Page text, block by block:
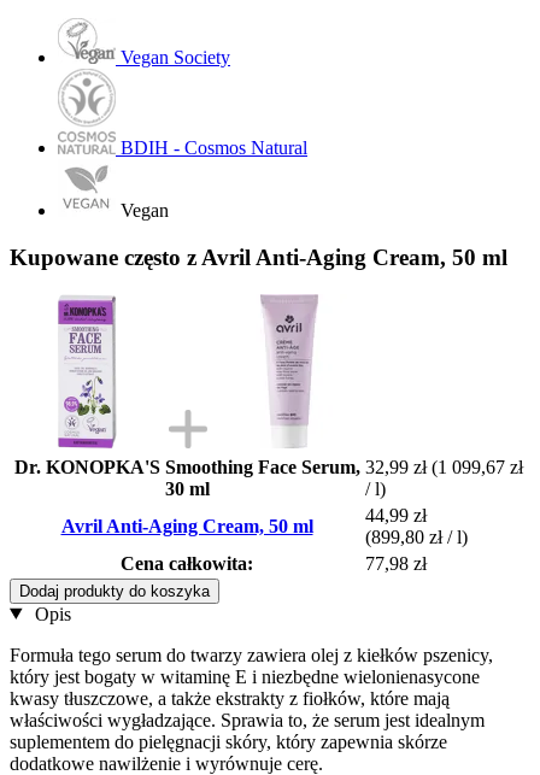
Vegan Society
BDIH - Cosmos Natural
Vegan
Kupowane często z Avril Anti-Aging Cream, 50 ml
Dr. KONOPKA'S Smoothing Face Serum,
30 ml
32,99 zł (1 099,67 zł
/ l)
Avril Anti-Aging Cream, 50 ml
44,99 zł
(899,80 zł / l)
Cena całkowita:
77,98 zł
Dodaj produkty do koszyka
Opis
Formuła tego serum do twarzy zawiera olej z kiełków pszenicy,
który jest bogaty w witaminę E i niezbędne wielonienasycone
kwasy tłuszczowe, a także ekstrakty z fiołków, które mają
właściwości wygładzające. Sprawia to, że serum jest idealnym
suplementem do pielęgnacji skóry, który zapewnia skórze
dodatkowe nawilżenie i wyrównuje cerę.